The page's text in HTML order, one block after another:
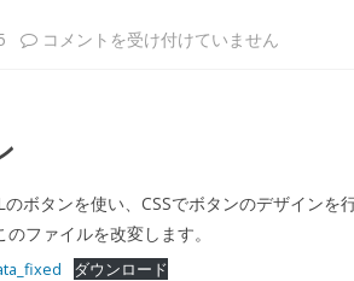
ボ
コメントを受け付けていません
ボタンを使い、CSSでボタンのデザイン
ファイルを改変します。
ダウンロード